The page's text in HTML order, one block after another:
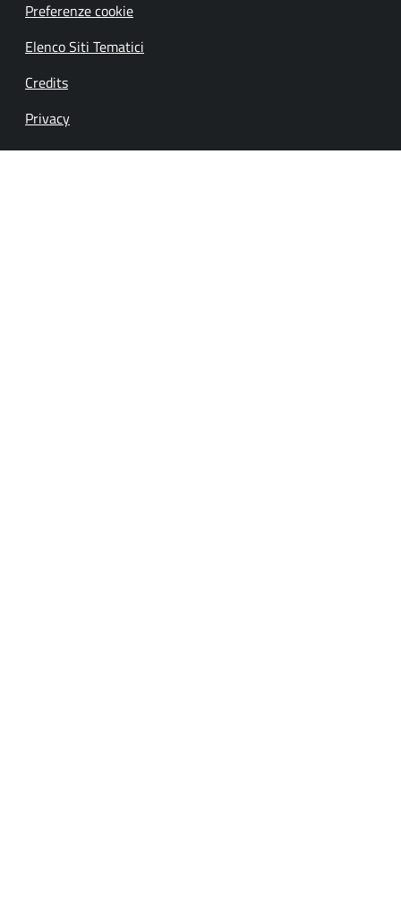
Preferenze cookie
Elenco Siti Tematici
Credits
Privacy